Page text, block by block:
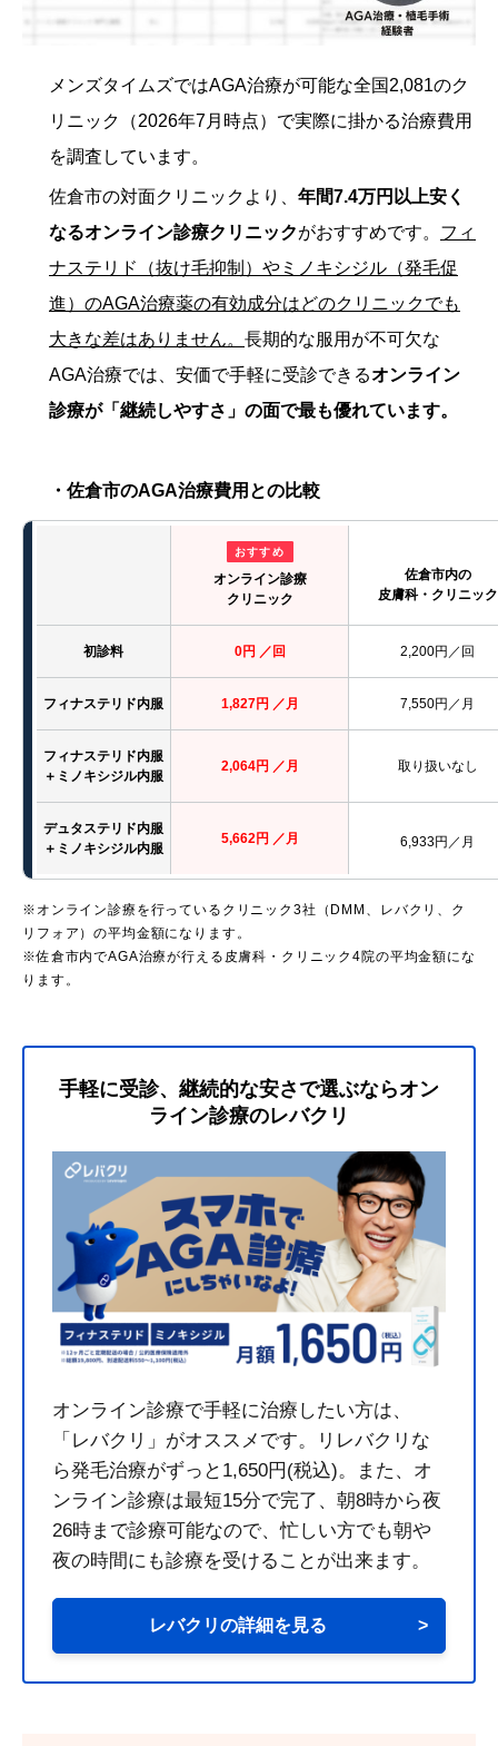
メンズタイムズではAGA治療が可能な全国2,081のク
リニック（2026年7月時点）で実際に掛かる治療費用
を調査しています。
佐倉市の対面クリニックより、 年間7.4万円以上安く
なるオンライン診療クリニックがおすすめです。 フィ
ナステリド（抜け毛抑制）やミノキシジル（発毛促
進）のAGA治療薬の有効成分はどのクリニックでも
大きな差はありません。 長期的な服用が不可欠な
AGA治療では、安価で手軽に受診できるオンライン
診療が「継続しやすさ」の面で最も優れています。
・佐倉市のAGA治療費用との比較
おすすめ
オンライン診療
クリニック
佐倉市内の
皮膚科・クリニック
初診料 0円 ／回 2,200円／回
フィナステリド内服 1,827円 ／月 7,550円／月
フィナステリド内服
＋ミノキシジル内服
2,064円 ／月 取り扱いなし
デュタステリド内服
＋ミノキシジル内服
5,662円 ／月 6,933円／月
※オンライン診療を行っているクリニック3社（DMM、レバクリ、ク
リフォア）の平均金額になります。
※佐倉市内でAGA治療が行える皮膚科・クリニック4院の平均金額にな
ります。
手軽に受診、継続的な安さで選ぶならオン
ライン診療のレバクリ
オンライン診療で手軽に治療したい方は、
「レバクリ」がオススメです。リレバクリな
ら発毛治療がずっと1,650円(税込)。また、オ
ンライン診療は最短15分で完了、朝8時から夜
26時まで診療可能なので、忙しい方でも朝や
夜の時間にも診療を受けることが出来ます。
レバクリの詳細を見る >